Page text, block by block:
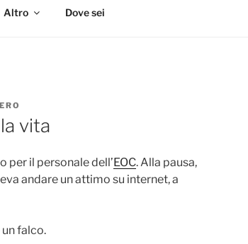
Altro Dove sei
vita
per il personale dell’EOC. Alla pausa,
andare un attimo su internet, a
falco.